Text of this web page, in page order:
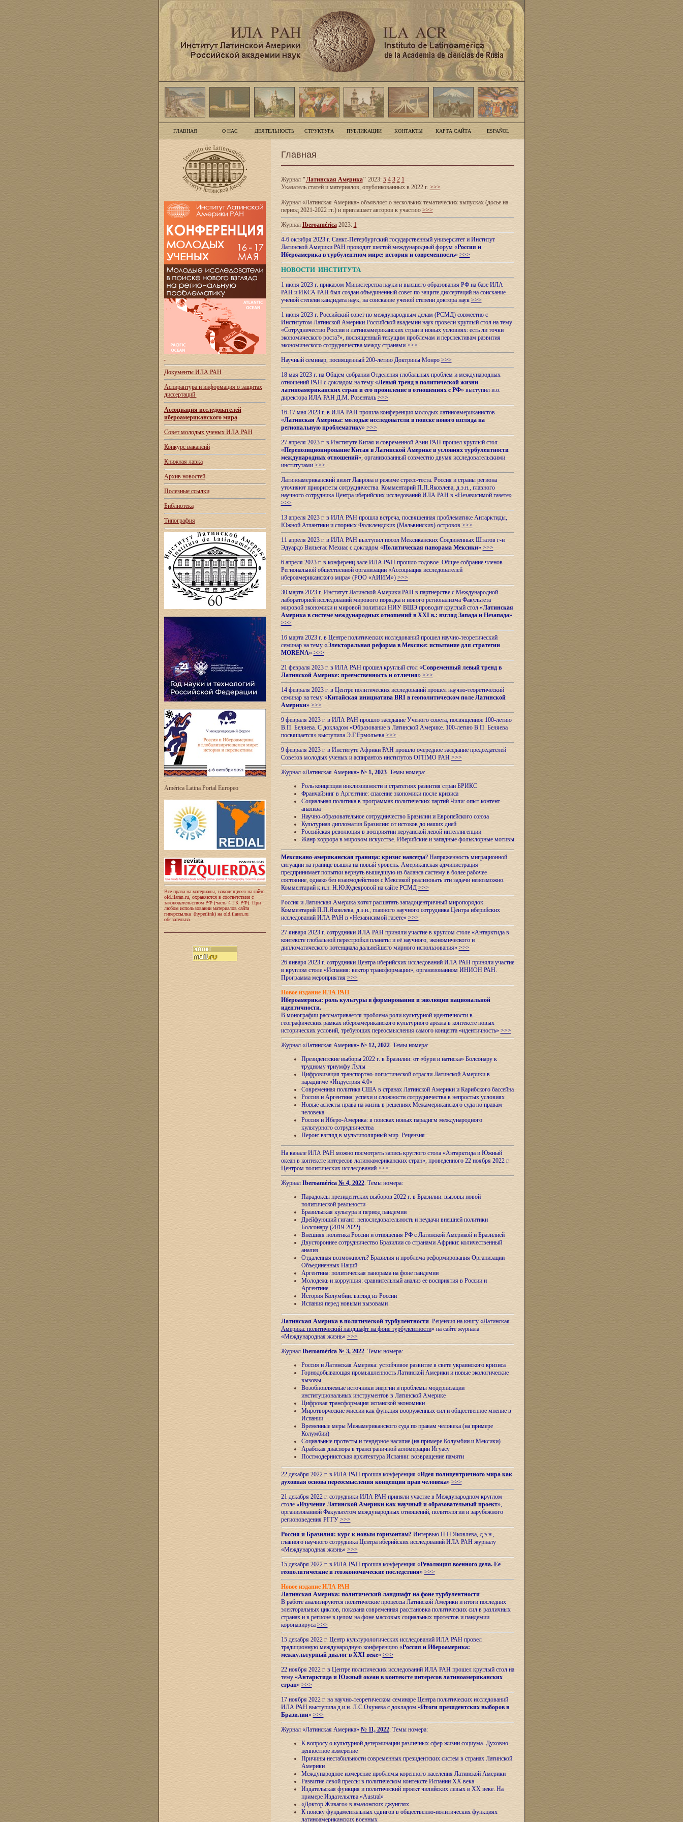
ГЛАВНАЯ О НАС ДЕЯТЕЛЬНОСТЬ СТРУКТУРА ПУБЛИКАЦИИ КОНТАКТЫ КАРТА САЙТА ESPAÑOL
Документы ИЛА РАН
Аспирантура и информация о защитах
диссертаций
Ассоциация исследователей
ибероамериканского мира
Совет молодых ученых ИЛА РАН
Конкурс вакансий
Книжная лавка
Архив новостей
Полезные ссылки
Библиотека
Типография
-
América Latina Portal Europeo
Все права на материалы, находящиеся на сайте
old.ilaran.ru, охраняются в соответствии с
законодательством РФ (часть 4 ГК РФ). При
любом использовании материалов сайта
гиперссылка (hyperlink) на old.ilaran.ru
обязательна.
Главная
Журнал"Латинская Америка" 2023: 5 4 3 2 1
Указатель статей и материалов, опубликованных в 2022 г. >>>
Журнал «Латинская Америка» объявляет о нескольких тематических выпусках (досье на
период 2021-2022 гг.) и приглашает авторов к участию >>>
Журнал Iberoamérica2023: 1
4-6 октября 2023 г. Санкт-Петербургский государственный университет и Институт
Латинской Америки РАН проводят шестой международный форум «Россия и
Ибероамерика в турбулентном мире: история и современность» >>>
НОВОСТИ ИНСТИТУТА
1 июня 2023 г. приказом Министерства науки и высшего образования РФ на базе ИЛА
РАН и ИКСА РАН был создан объединенный совет по защите диссертаций на соискание
ученой степени кандидата наук, на соискание ученой степени доктора наук >>>
1 июня 2023 г. Российский совет по международным делам (РСМД) совместно с
Институтом Латинской Америки Российской академии наук провели круглый стол на тему
«Сотрудничество России и латиноамериканских стран в новых условиях: есть ли точки
экономического роста?», посвященный текущим проблемам и перспективам развития
экономического сотрудничества между странами >>>
Научный семинар, посвященный 200-летию Доктрины Монро>>>
18 мая 2023 г. на Общем собрании Отделения глобальных проблем и международных
отношений РАН с докладом на тему «Левый тренд в политической жизни
латиноамериканских стран и его проявление в отношениях с РФ» выступил и.о.
директора ИЛА РАН Д.М. Розенталь >>>
16-17 мая 2023 г. в ИЛА РАН прошла конференция молодых латиноамериканистов
«Латинская Америка: молодые исследователи в поиске нового взгляда на
региональную проблематику» >>>
27 апреля 2023 г. в Институте Китая и современной Азии РАН прошел круглый стол
«Перепозиционирование Китая в ЛатинскойАмерике в условиях турбулентности
международных отношений», организованный совместно двумя исследовательскими
институтами >>>
Латиноамериканский визит Лаврова в режиме стресс-теста. Россия и страны региона
уточняют приоритеты сотрудничества. Комментарий П.П.Яковлева, д.э.н., главного
научного сотрудника Центра иберийских исследований ИЛА РАН в «Независимой газете»
>>>
13 апреля 2023 г. в ИЛА РАН прошла встреча, посвященная проблематике Антарктиды,
Южной Атлантики и спорных Фолклендских (Мальвинских) островов >>>
11 апреля 2023 г. в ИЛА РАН выступил посол Мексиканских Соединенных Штатов г-н
Эдуардо Вильегас Мехиас c докладом «Политическая панорама Мексики» >>>
6 апреля 2023 г. в конференц-зале ИЛА РАН прошло годовое Общее собрание членов
Региональной общественной организации «Ассоциация исследователей
ибероамериканского мира» (РОО «АИИМ») >>>
30 марта 2023 г. Институт Латинской Америки РАН в партнерстве с Международной
лабораторией исследований мирового порядка и нового регионализма Факультета
мировой экономики и мировой политики НИУ ВШЭ проводит круглый стол «Латинская
Америка в системе международных отношений в XXI в.: взгляд Запада и Незапада»
>>>
16 марта 2023 г. в Центре политических исследований прошел научно-теоретический
семинар на тему «Электоральная реформа в Мексике: испытание для стратегии
MORENA» >>>
21 февраля 2023 г. в ИЛА РАН прошел круглый стол «Современный левый тренд в
Латинской Америке: преемственность и отличия» >>>
14 февраля 2023 г. в Центре политических исследований прошел научно-теоретический
семинар на тему «Китайская инициатива BRI в геополитическом поле Латинской
Америки» >>>
9 февраля 2023 г. в ИЛА РАН прошло заседание Ученого совета, посвященное 100-летию
В.П. Беляева. С докладом «Образование в Латинской Америке. 100-летию В.П. Беляева
посвящается» выступила Э.Г.Ермольева >>>
9 февраля 2023 г. в Институте Африки РАН прошло очередное заседание председателей
Советов молодых ученых и аспирантов институтов ОГПМО РАН >>>
Журнал «Латинская Америка» № 1, 2023. Темы номера:
Роль концепции инклюзивности в стратегиях развития стран БРИКС
Франчайзинг в Аргентине: спасение экономики после кризиса
Социальная политика в программах политических партий Чили: опыт контент-
анализа
Научно-образовательное сотрудничество Бразилии и Европейского союза
Культурная дипломатия Бразилии: от истоков до наших дней
Российская революция в восприятии перуанской левой интеллигенции
Жанр хоррора в мировом искусстве. Иберийские и западные фольклорные мотивы
Мексикано-американская граница: кризис навсегда? Напряженность миграционной
ситуации на границе вышла на новый уровень. Американская администрация
предпринимает попытки вернуть вышедшую из баланса систему в более рабочее
состояние, однако без взаимодействия с Мексикой реализовать эти задачи невозможно.
Комментарий к.и.н. Н.Ю.Кудеяровой на сайте РСМД >>>
Россия и Латинская Америка хотят расшатать западоцентричный миропорядок.
Комментарий П.П.Яковлева, д.э.н., главного научного сотрудника Центра иберийских
исследований ИЛА РАН в «Независимой газете» >>>
27 января 2023 г. сотрудники ИЛА РАН приняли участие в круглом столе «Антарктида в
контексте глобальной перестройки планеты и её научного, экономического и
дипломатического потенциала дальнейшего мирного использования» >>>
26 января 2023 г. сотрудники Центра иберийских исследований ИЛА РАН приняли участие
в круглом столе «Испания: вектор трансформации», организованном ИНИОН РАН.
Программа мероприятия>>>
Новое издание ИЛА РАН
Ибероамерика: роль культуры в формировании и эволюции национальной
идентичности.
В монографии рассматривается проблема роли культурной идентичности в
географических рамках ибероамериканского культурного ареала в контексте новых
исторических условий, требующих переосмысления самого концепта «идентичность» >>>
Журнал «Латинская Америка» № 12, 2022. Темы номера:
Президентские выборы 2022 г. в Бразилии: от «бури и натиска» Болсонару к
трудному триумфу Лулы
Цифровизация транспортно-логистической отрасли Латинской Америки в
парадигме «Индустрия 4.0»
Современная политика США в странах Латинской Америки и Карибского бассейна
Россия и Аргентина: успехи и сложности сотрудничества в непростых условиях
Новые аспекты права на жизнь в решениях Межамериканского суда по правам
человека
Россия и Иберо-Америка: в поисках новых парадигм международного
культурного сотрудничества
Перон: взгляд в мультиполярный мир. Рецензия
На канале ИЛА РАН можно посмотреть запись круглого стола «Антарктида и Южный
океан в контексте интересов латиноамериканских стран», проведенного 22 ноября 2022 г.
Центром политических исследований >>>
Журнал Iberoamérica № 4, 2022. Темы номера:
Парадоксы президентских выборов 2022 г. в Бразилии: вызовы новой
политической реальности
Бразильская культура в период пандемии
Дрейфующий гигант: непоследовательность и неудачи внешней политики
Болсонару (2019-2022)
Внешняя политика России и отношения РФ с Латинской Америкой и Бразилией
Двустороннее сотрудничество Бразилии со странами Африки: количественный
анализ
Отдаленная возможность? Бразилия и проблема реформирования Организации
Объединенных Наций
Аргентина: политическая панорама на фоне пандемии
Молодежь и коррупция: сравнительный анализ ee восприятия в России и
Аргентине
История Колумбии: взгляд из России
Испания перед новыми вызовами
Латинская Америка в политической турбулентности. Рецензия на книгу «Латинская
Америка: политический ландшафт на фоне турбулентности» на сайте журнала
«Международная жизнь» >>>
Журнал Iberoamérica № 3, 2022. Темы номера:
Россия и Латинская Америка: устойчивое развитие в свете украинского кризиса
Горнодобывающая промышленность Латинской Америки и новые экологические
вызовы
Возобновляемые источники энергии и проблемы модернизации
институциональных инструментов в Латинской Америке
Цифровая трансформация испанской экономики
Миротворческие миссии как функция вооруженных сил и общественное мнение в
Испании
Временные меры Межамериканского суда по правам человека (на примере
Колумбии)
Социальные протесты и гендерное насилие (на примере Колумбии и Мексики)
Арабская диаспора в трансграничной агломерации Игуасу
Постмодернистская архитектура Испании: возвращение памяти
22 декабря 2022 г. в ИЛА РАН прошла конференция «Идея полицентричного мира как
духовная основа переосмысления концепции прав человека» >>>
21 декабря 2022 г. сотрудники ИЛА РАН приняли участие в Международном круглом
столе «Изучение Латинской Америки как научный и образовательный проект»,
организованной Факультетом международных отношений, политологии и зарубежного
регионоведения РГГУ >>>
Россия и Бразилия: курс к новым горизонтам?Интервью П.П.Яковлева, д.э.н.,
главного научного сотрудника Центра иберийских исследований ИЛА РАН журналу
«Международная жизнь» >>>
15 декабря 2022 г. в ИЛА РАН прошла конференция «Революция военного дела. Ее
геополитические и геоэкономические последствия» >>>
Новое издание ИЛА РАН
Латинская Америка: политический ландшафт на фоне турбулентности
В работе анализируются политические процессы Латинской Америки и итоги последних
электоральных циклов, показана современная расстановка политических сил в различных
странах и в регионе в целом на фоне массовых социальных протестов и пандемии
коронавируса >>>
15 декабря 2022 г. Центр культурологических исследований ИЛА РАН провел
традиционную международную конференцию «Россия и Ибероамерика:
межкультурный диалог в XXI веке» >>>
22 ноября 2022 г. в Центре политических исследований ИЛА РАН прошел круглый стол на
тему «Антарктида и Южный океан в контексте интересов латиноамериканских
стран» >>>
17 ноября 2022 г. на научно-теоретическом семинаре Центра политических исследований
ИЛА РАН выступила д.и.н. Л.С.Окунева с докладом «Итоги президентских выборов в
Бразилии» >>>
Журнал «Латинская Америка» № 11, 2022. Темы номера:
К вопросу о культурной детерминации различных сфер жизни социума. Духовно-
ценностное измерение
Причины нестабильности современных президентских систем в странах Латинской
Америки
Международное измерение проблемы коренного населения Латинской Америки
Развитие левой прессы в политическом контексте Испании XX века
Издательская функция и политический проект чилийских левых в XX веке. На
примере Издательства «Austral»
«Доктор Живаго» в амазонских джунглях
К поиску фундаментальных сдвигов в общественно-политических функциях
латиноамериканских военных